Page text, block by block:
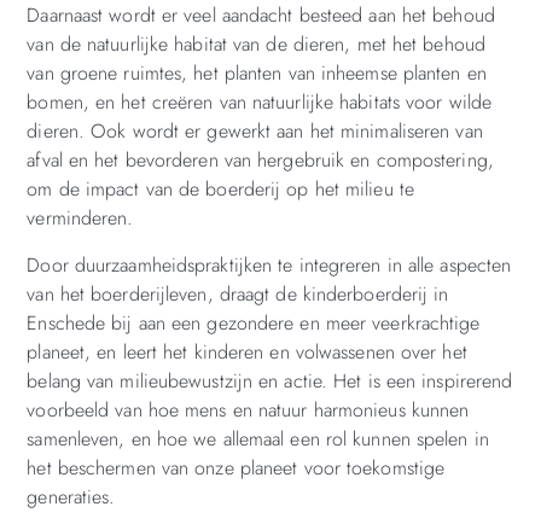
Daarnaast wordt er veel aandacht besteed aan het behoud
van de natuurlijke habitat van de dieren, met het behoud
van groene ruimtes, het planten van inheemse planten en
bomen, en het creëren van natuurlijke habitats voor wilde
dieren. Ook wordt er gewerkt aan het minimaliseren van
afval en het bevorderen van hergebruik en compostering,
om de impact van de boerderij op het milieu te
verminderen.
Door duurzaamheidspraktijken te integreren in alle aspecten
van het boerderijleven, draagt de kinderboerderij in
Enschede bij aan een gezondere en meer veerkrachtige
planeet, en leert het kinderen en volwassenen over het
belang van milieubewustzijn en actie. Het is een inspirerend
voorbeeld van hoe mens en natuur harmonieus kunnen
samenleven, en hoe we allemaal een rol kunnen spelen in
het beschermen van onze planeet voor toekomstige
generaties.